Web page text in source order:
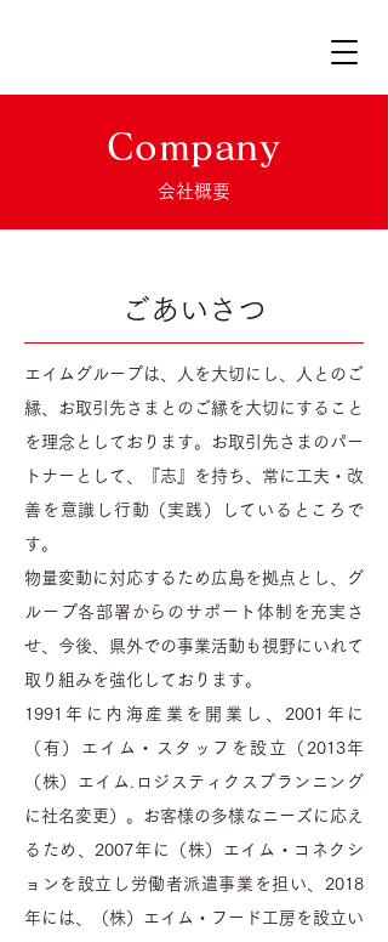
Company
会社概要
ごあいさつ
エイムグループは、人を大切にし、人とのご
縁、お取引先さまとのご縁を大切にすること
を理念としております。お取引先さまのパー
トナーとして、『志』を持ち、常に工夫・改
善を意識し行動（実践）しているところで
す。
物量変動に対応するため広島を拠点とし、グ
ループ各部署からのサポート体制を充実さ
せ、今後、県外での事業活動も視野にいれて
取り組みを強化しております。
1991年に内海産業を開業し、2001年に
（有）エイム・スタッフを設立（2013年
（株）エイム.ロジスティクスプランニング
に社名変更）。お客様の多様なニーズに応え
るため、2007年に（株）エイム・コネクシ
ョンを設立し労働者派遣事業を担い、2018
年には、（株）エイム・フード工房を設立い